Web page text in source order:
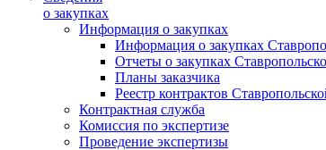
о закупках
Информация о закупках
Информация о закупках
Отчеты о закупках
Планы заказчика
Реестр контрактов
Контрактная служба
Комиссия по экспертизе
Проведение экспертизы